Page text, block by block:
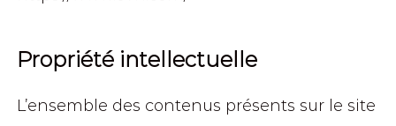
Propriété intellectuelle
L’ensemble des contenus présents sur le site